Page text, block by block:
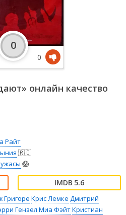
онлайн качество
Райт
🇷🇴
ужасы 😱
5.6
Григоре Крис Лемке Дмитрий
Гензел Миа ФэйтКристиан
0
0